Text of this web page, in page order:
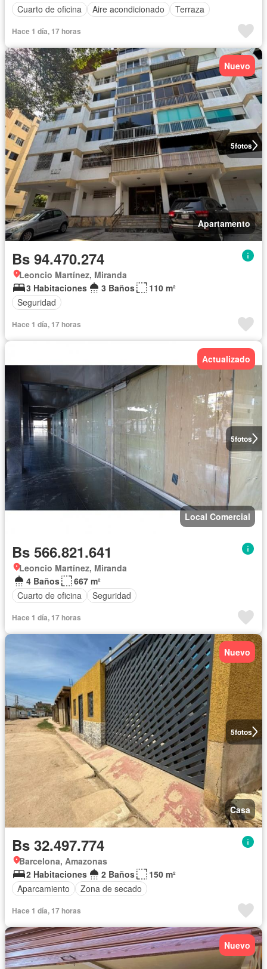
Cuarto de oficina
Aire acondicionado Terraza
Hace 1 día, 17 horas
5fotos
Nuevo
Apartamento
Bs 94.470.274
Leoncio Martínez, Miranda
3 Habitaciones
3 Baños
110 m²
Seguridad
Hace 1 día, 17 horas
5fotos
Actualizado
Local Comercial
Bs 566.821.641
Leoncio Martínez, Miranda
4 Baños
667 m²
Cuarto de oficina
Seguridad
Hace 1 día, 17 horas
5fotos
Nuevo
Casa
Bs 32.497.774
Barcelona, Amazonas
2 Habitaciones
2 Baños
150 m²
Aparcamiento
Zona de secado
Hace 1 día, 17 horas
Nuevo